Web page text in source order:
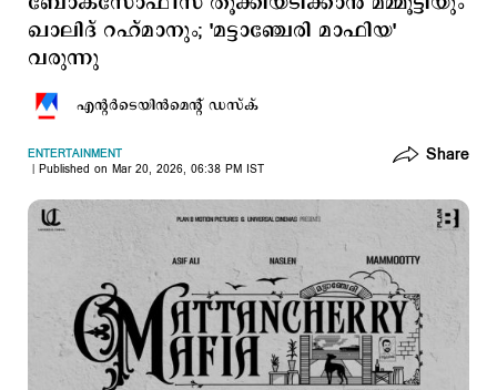
ഖാലിദ് റഹ്മാനും; 'മട്ടാഞ്ചേരി മാഫിയ'
വരുന്നു
എന്‍റര്‍ടെയിന്‍മെന്‍റ് ഡസ്ക്
ENTERTAINMENT
Published on Mar 20, 2026, 06:38 PM IST
Share